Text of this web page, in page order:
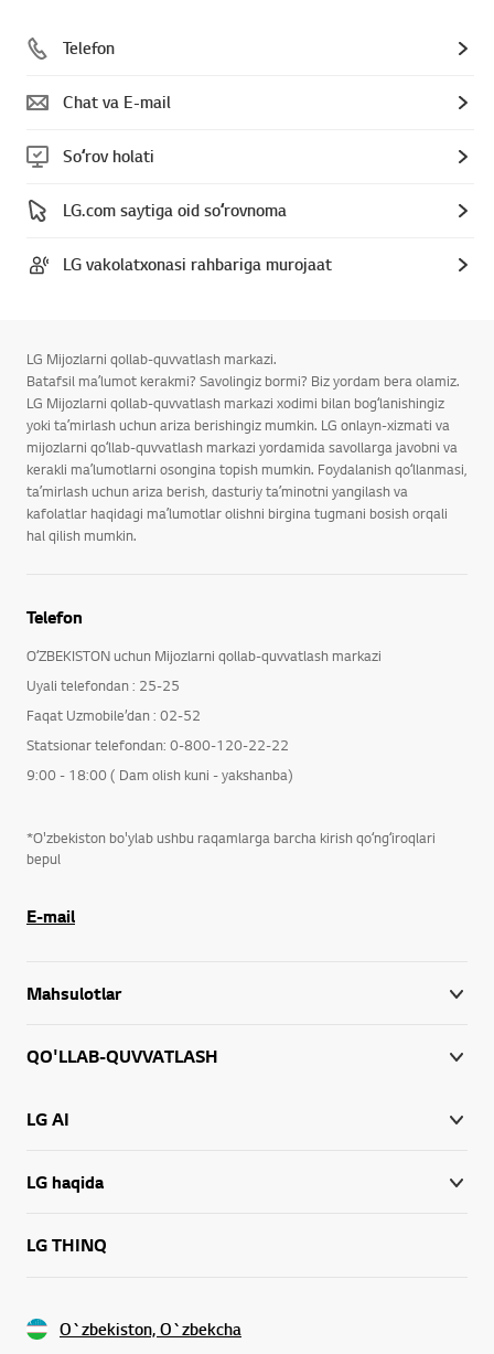
Telefon
Chat va E-mail
Soʻrov holati
LG.com saytiga oid soʻrovnoma
LG vakolatxonasi rahbariga murojaat
LG Mijozlarni qollab-quvvatlash markazi.
Batafsil maʼlumot kerakmi? Savolingiz bormi? Biz yordam bera olamiz.
LG Mijozlarni qollab-quvvatlash markazi xodimi bilan bogʻlanishingiz
yoki taʼmirlash uchun ariza berishingiz mumkin. LG onlayn-xizmati va
mijozlarni qoʻllab-quvvatlash markazi yordamida savollarga javobni va
kerakli maʼlumotlarni osongina topish mumkin. Foydalanish qoʻllanmasi,
taʼmirlash uchun ariza berish, dasturiy taʼminotni yangilash va
kafolatlar haqidagi maʼlumotlar olishni birgina tugmani bosish orqali
hal qilish mumkin.
Telefon
OʻZBEKISTON uchun Mijozlarni qollab-quvvatlash markazi
Uyali telefondan : 25-25
Faqat Uzmobile’dan : 02-52
Statsionar telefondan: 0-800-120-22-22
9:00 - 18:00 ( Dam olish kuni - yakshanba)
*O'zbekiston bo'ylab ushbu raqamlarga barcha kirish qoʻngʻiroqlari
bepul
E-mail
Mahsulotlar
QO'LLAB-QUVVATLASH
LG AI
LG haqida
LG THINQ
O`zbekiston, O`zbekcha